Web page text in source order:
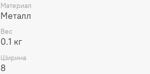
Материал
Металл
Вес
0.1 кг
Ширина
8